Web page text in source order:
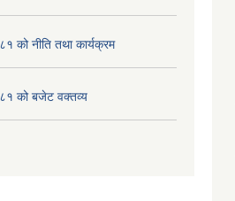
को नीति तथा कार्यक्रम
को बजेट वक्तव्य